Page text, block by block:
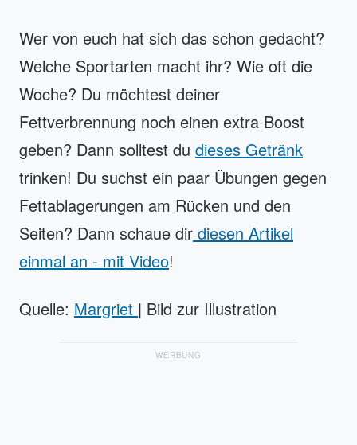
Wer von euch hat sich das schon gedacht?
Welche Sportarten macht ihr? Wie oft die
Woche? Du möchtest deiner
Fettverbrennung noch einen extra Boost
geben? Dann solltest du dieses Getränk
trinken! Du suchst ein paar Übungen gegen
Fettablagerungen am Rücken und den
Seiten? Dann schaue dir diesen Artikel
einmal an - mit Video!
Quelle: Margriet | Bild zur Illustration
WERBUNG